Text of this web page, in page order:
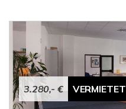
3.280,- € VERMIETET